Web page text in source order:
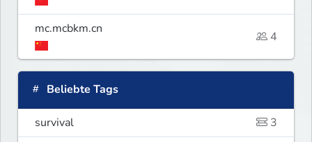
mc.mcbkm.cn
4
Beliebte Tags
survival
3